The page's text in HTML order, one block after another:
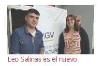
Leo Salinas es el nuevo